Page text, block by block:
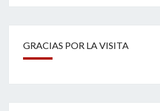
GRACIAS POR LA VISITA